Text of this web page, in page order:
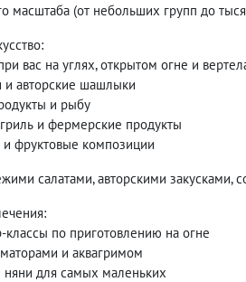
масштаба (от небольших групп до
вас на углях, открытом огне и
авторские шашлыки
и рыбу
и фермерские продукты
фруктовые композиции
салатами, авторскими закусками,
по приготовлению на огне
и аквагримом
для самых маленьких